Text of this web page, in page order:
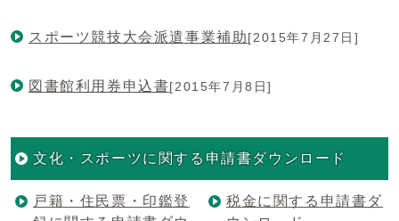
スポーツ競技大会派遣事業補助[2015年7月27日]
図書館利用券申込書[2015年7月8日]
文化・スポーツに関する申請書ダウンロード
戸籍・住民票・印鑑登
税金に関する申請書ダ